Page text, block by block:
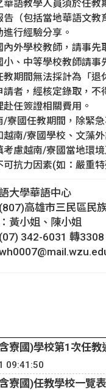
華語教學人員須於任
告（包括當地華語文
進行經驗分享。
內外學校教師，請事先
小、中等學校教師請事
教期間無法採計為「退
請者，經核定錄取，不
赴任簽證相關費用。
/寮國任教期間，除緊
越南/寮國學校、文藻
考慮越南/寮國當地環
可抗力因素(如：嚴重
大學華語中心
高雄市三民區民
黃小姐、陳小姐
342-6031 轉
寮國)學校第1次任教
09:41:50
寮國)任教學校一覽表